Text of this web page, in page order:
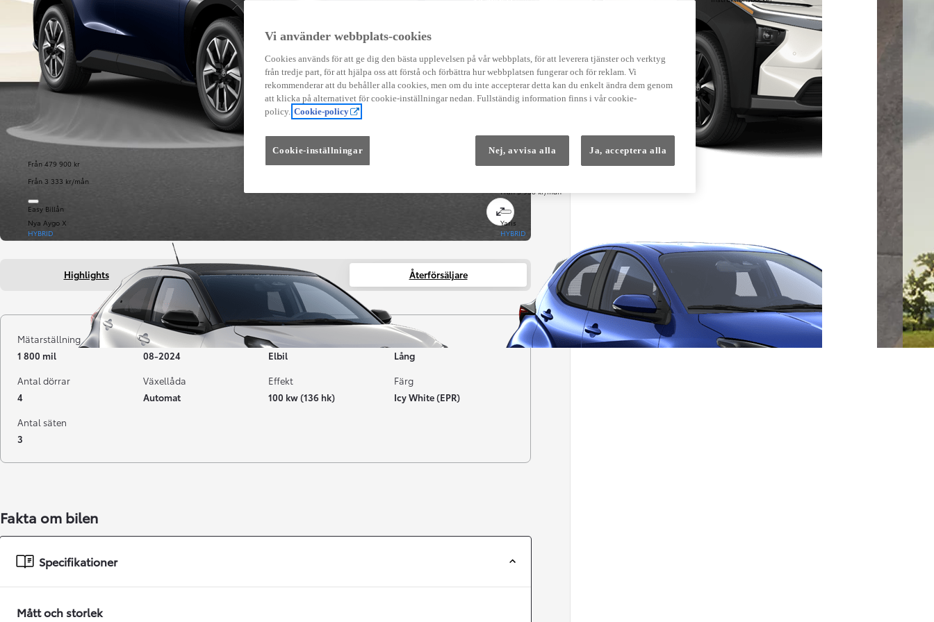
Från 479 900 kr
Från 3 333 kr/mån
Easy Billån
Från 3 958 kr/mån
Nya Aygo X
HYBRID
Från 238 900 kr
Easy Billån
Yaris
HYBRID
Easy Billån
GR Yaris
Highlights Fakta om bilen Återförsäljare
Mätarställning
1 800 mil
Registrerad
08-2024
Bränsle
Elbil
Typ av bil
Lång
Antal dörrar
4
Växellåda
Automat
Effekt
100 kw (136 hk)
Färg
Icy White (EPR)
Antal säten
3
Fakta om bilen
Specifikationer
Mått och storlek
Vi använder webbplats-cookies
Cookies används för att ge dig den bästa upplevelsen på vår webbplats, för att leverera tjänster och verktyg
från tredje part, för att hjälpa oss att förstå och förbättra hur webbplatsen fungerar och för reklam. Vi
rekommenderar att du behåller alla cookies, men om du inte accepterar detta kan du enkelt ändra dem genom
att klicka på alternativet för cookie-inställningar nedan. Fullständig information finns i vår cookie-
policy. Cookie-policy
Cookie-inställningar Nej, avvisa alla Ja, acceptera alla